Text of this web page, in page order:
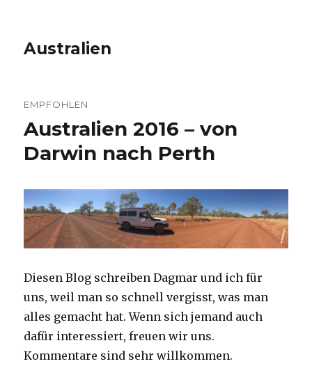
Australien
EMPFOHLEN
Australien 2016 – von
Darwin nach Perth
Diesen Blog schreiben Dagmar und ich für
uns, weil man so schnell vergisst, was man
alles gemacht hat. Wenn sich jemand auch
dafür interessiert, freuen wir uns.
Kommentare sind sehr willkommen.